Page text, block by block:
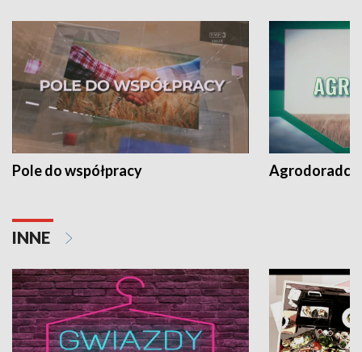
Pole do współpracy Agrodoradcy
INNE